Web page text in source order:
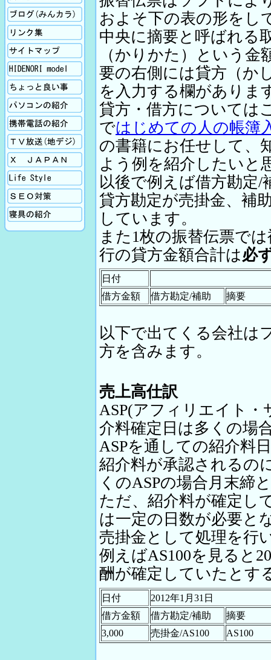
ブログ
リンク
サイトマップ
Hidenori model
ちょっと良い事
パソコンの紹介
携帯電話
TV放送
X Japan
生活向上
SEO対策
寝具の紹介
およそ下の表の形をし
中央に摘要と呼ばれる
（かりかた）という
要の右側には貸方（か
を入力する欄がありま
貸方・借方については
ではじめての人の帳簿
の書籍にお任せして、
よう例を紹介したいと
以後で例えば借方勘定/
貸方勘定が売掛金、補
しています。
また1枚の振替伝票で
行の貸方金額合計は必
日付
借方金額
借方勘定/補助 摘要
以下で出てくる会社は
方を含みます。
売上高仕訳
ASP(アフィリエイト
介料確定日は多くの場
ASPを通しての紹介料
紹介料が承認されるの
くのASPの場合月末締
ただ、紹介料が確定し
は一定の日数が必要と
売掛金として処理を行
例えばAS100を見ると
酬が確定していたとす
日付
2012年1月31日
借方金額
借方勘定/補助
摘要
3,000
売掛金/AS100 AS100